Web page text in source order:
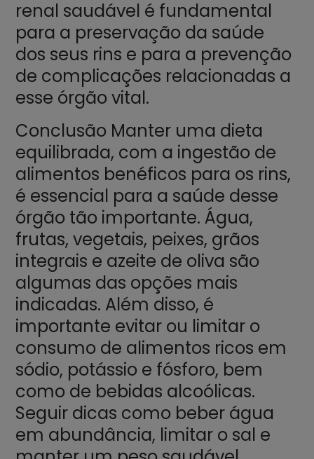
renal saudável é fundamental
para a preservação da saúde
dos seus rins e para a prevenção
de complicações relacionadas a
esse órgão vital.
Conclusão Manter uma dieta
equilibrada, com a ingestão de
alimentos benéficos para os rins,
é essencial para a saúde desse
órgão tão importante. Água,
frutas, vegetais, peixes, grãos
integrais e azeite de oliva são
algumas das opções mais
indicadas. Além disso, é
importante evitar ou limitar o
consumo de alimentos ricos em
sódio, potássio e fósforo, bem
como de bebidas alcoólicas.
Seguir dicas como beber água
em abundância, limitar o sal e